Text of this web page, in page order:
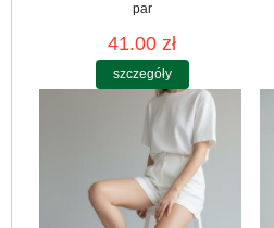
par
41.00 zł
szczegóły